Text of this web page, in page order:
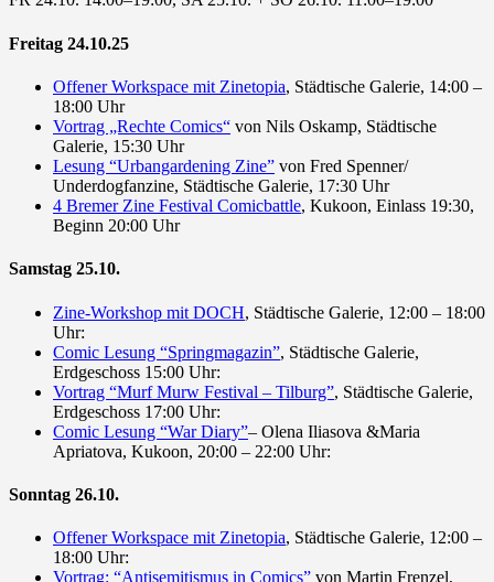
Freitag 24.10.25
Offener Workspace mit Zinetopia, Städtische Galerie, 14:00 –
18:00 Uhr
Vortrag „Rechte Comics“ von Nils Oskamp, Städtische
Galerie, 15:30 Uhr
Lesung “Urbangardening Zine” von Fred Spenner/
Underdogfanzine, Städtische Galerie, 17:30 Uhr
4 Bremer Zine Festival Comicbattle, Kukoon, Einlass 19:30,
Beginn 20:00 Uhr
Samstag 25.10.
Zine-Workshop mit DOCH, Städtische Galerie, 12:00 – 18:00
Uhr:
Comic Lesung “Springmagazin”, Städtische Galerie,
Erdgeschoss 15:00 Uhr:
Vortrag “Murf Murw Festival – Tilburg”, Städtische Galerie,
Erdgeschoss 17:00 Uhr:
Comic Lesung “War Diary”– Olena Iliasova &Maria
Apriatova, Kukoon, 20:00 – 22:00 Uhr:
Sonntag 26.10.
Offener Workspace mit Zinetopia, Städtische Galerie, 12:00 –
18:00 Uhr:
Vortrag: “Antisemitismus in Comics” von Martin Frenzel,